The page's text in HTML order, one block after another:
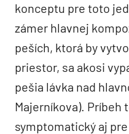
konceptu pre toto
zámer hlavnej
peších, ktorá by
priestor, sa akosi
pešia lávka nad
Majerníkova). Príbeh
symptomatický aj